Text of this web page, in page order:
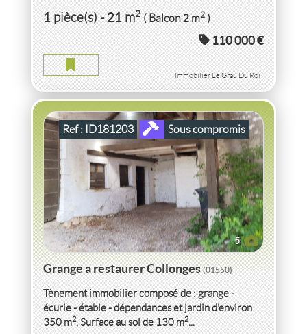
1pièce(s)-21m2 ( Balcon2m2)
110 000 €
Immobilier Le Grau Du Roi
5
Ref : ID181203 Sous compromis
VENTE GRANGE A RESTAURER À RÉNOVER
COLLONGES(01550)
GRANGE A RESTAURER COLLONGES
130m2 ( Jardin350m2)
Grange a restaurer Collonges(01550)
Tènement immobilier composé de : grange -
écurie - étable - dépendances et jardin d'environ
350 m2. Surface au sol de 130 m2...